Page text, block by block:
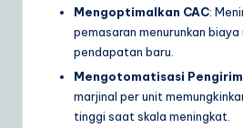
Mengoptimalkan CAC:
pemasaran menurunkan
pendapatan baru.
Mengotomatisasi
marjinal per unit
tinggi saat skala meningkat.